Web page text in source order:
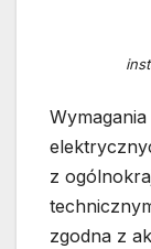
z
zgodna z